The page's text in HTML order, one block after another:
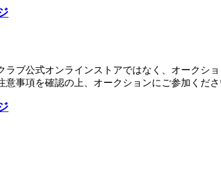
ラブ公式オンラインストアではなく、オークシ
事項を確認の上、オークションにご参加くださ